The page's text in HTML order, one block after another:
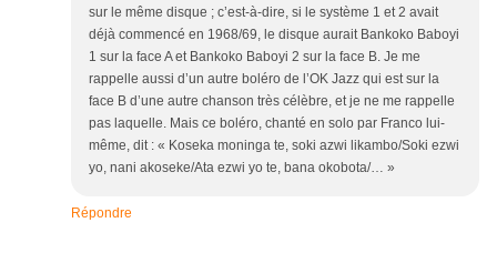
sur le même disque ; c’est-à-dire, si le système 1 et 2 avait
déjà commencé en 1968/69, le disque aurait Bankoko Baboyi
1 sur la face A et Bankoko Baboyi 2 sur la face B. Je me
rappelle aussi d’un autre boléro de l’OK Jazz qui est sur la
face B d’une autre chanson très célèbre, et je ne me rappelle
pas laquelle. Mais ce boléro, chanté en solo par Franco lui-
même, dit : « Koseka moninga te, soki azwi likambo/Soki ezwi
yo, nani akoseke/Ata ezwi yo te, bana okobota/… »
Répondre